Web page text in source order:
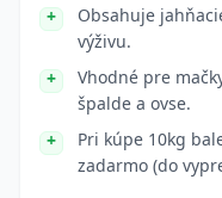
Obsahuje
výživu.
Vhodné pre
špalde a ovse.
Pri kúpe 10kg
zadarmo (do